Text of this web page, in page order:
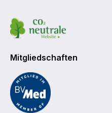
Mitgliedschaften